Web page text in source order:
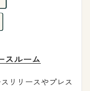
スルーム
リリースやプレス